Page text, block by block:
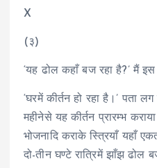
X
(३)
‘यह ढोल कहाँ बज रहा है?’ मैं इस
‘घरमें कीर्तन हो रहा है।’ पता
महीनेसे यह कीर्तन प्रारम्भ
भोजनादि कराके स्त्रियाँ यहाँ
दो-तीन घण्टे रात्रिमें झाँझ ढोल